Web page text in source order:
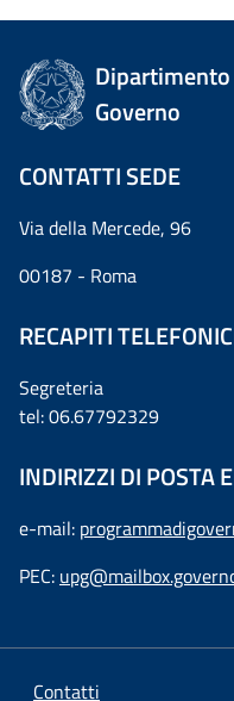
Governo
CONTATTI SEDE
Via della Mercede, 96
00187 - Roma
RECAPITI
Segreteria
tel: 06.67792329
INDIRIZZI DI POSTA
e-mail:
PEC:
Contatti